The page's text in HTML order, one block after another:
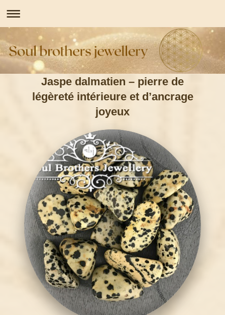
Jaspe dalmatien – pierre de
légèreté intérieure et d’ancrage
joyeux